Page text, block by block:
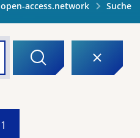
open-access.network Suche
1